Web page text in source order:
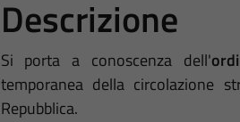
Descrizione
Si porta a conoscenza dell'
temporanea della circolazione
Repubblica.